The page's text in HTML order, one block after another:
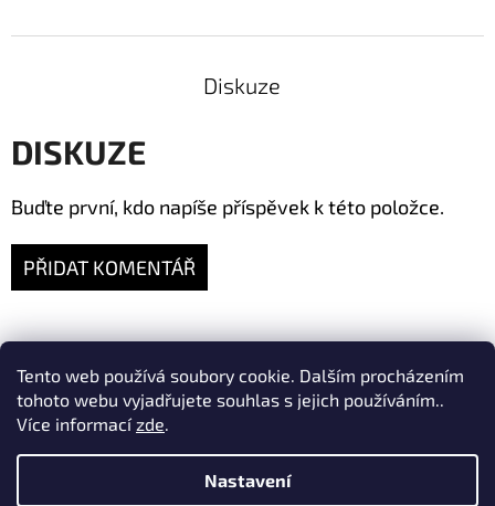
Tento web používá soubory cookie. Dalším procházením
tohoto webu vyjadřujete souhlas s jejich používáním..
Více informacízde.
Nastavení
Diskuze
DISKUZE
Buďte první, kdo napíše příspěvek k této položce.
PŘIDAT KOMENTÁŘ
Z
Á
P
A
ta-ry.cz fler.cz/merino1